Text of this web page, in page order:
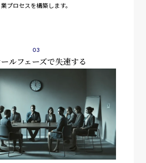
業プロセスを構築します。
ルフェーズで失速する